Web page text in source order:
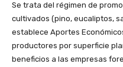
Se trata del régimen de
cultivados (pino, eucaliptos,
establece Aportes
productores por superficie
beneficios a las empresas